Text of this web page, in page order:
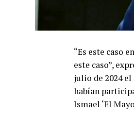
“Es este caso
este caso”,
julio de 2024 el
habían
Ismael ‘El